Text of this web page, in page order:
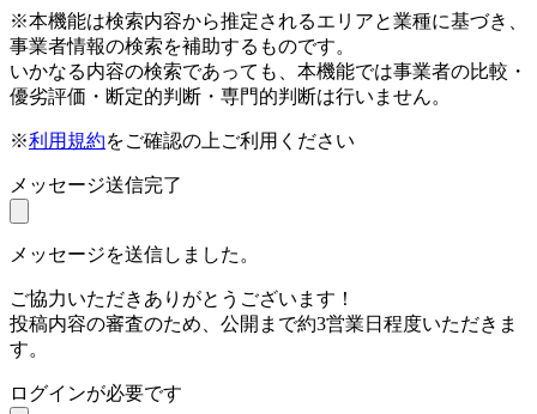
※本機能は検索内容から推定されるエリアと業種に基づき、
事業者情報の検索を補助するものです。
いかなる内容の検索であっても、本機能では事業者の比較・
優劣評価・断定的判断・専門的判断は行いません。
※利用規約をご確認の上ご利用ください
メッセージ送信完了
メッセージを送信しました。
ご協力いただきありがとうございます！
投稿内容の審査のため、公開まで約3営業日程度いただきま
す。
ログインが必要です